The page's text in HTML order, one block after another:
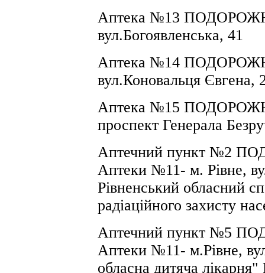
Аптека №13
вул.Богоявленська, 41
Аптека №14
вул.Коновальця Євгена,
Аптека №15
проспект Генерала
Аптечний пункт №2
Аптеки №11- м. Рівне,
Рівненський обласний
радіаційного захисту
Аптечний пункт №5
Аптеки №11- м.Рівне,
обласна дитяча лікарня"